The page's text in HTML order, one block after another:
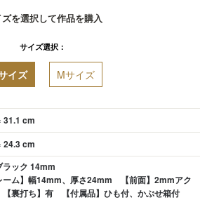
を選択して作品を購入
サイズ選択：
イズ Mサイズ
31.1 cm
24.3 cm
ラック 14mm
ーム】幅14mm、厚さ24mm 【前面】2mmアク
裏打ち】有 【付属品】ひも付、かぶせ箱付